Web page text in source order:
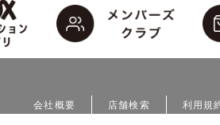
会社概要 店舗検索 利用規